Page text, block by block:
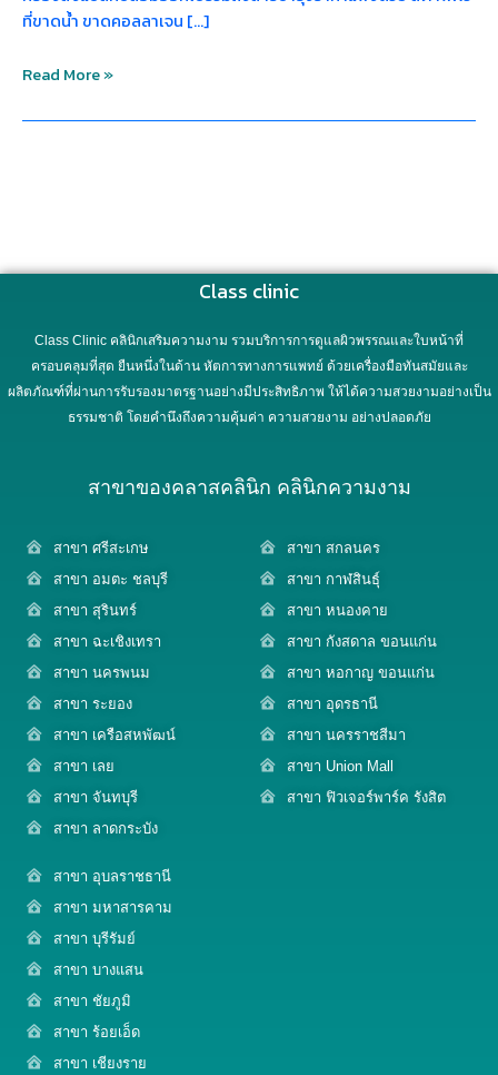
ที่ขาดน้ำ ขาดคอลลาเจน […]
Read More »
Class clinic
Class Clinic คลินิกเสริมความงาม รวมบริการการดูแลผิวพรรณและใบหน้าที่
ครอบคลุมที่สุด ยืนหนึ่งในด้าน หัตการทางการแพทย์ ด้วยเครื่องมือทันสมัยและ
ผลิตภัณฑ์ที่ผ่านการรับรองมาตรฐานอย่างมีประสิทธิภาพ ให้ได้ความสวยงามอย่างเป็น
ธรรมชาติ โดยคำนึงถึงความคุ้มค่า ความสวยงาม อย่างปลอดภัย
สาขาของคลาสคลินิก คลินิกความงาม
สาขา ศรีสะเกษ
สาขา อมตะ ชลบุรี
สาขา สุรินทร์
สาขา ฉะเชิงเทรา
สาขา นครพนม
สาขา ระยอง
สาขา เครือสหพัฒน์
สาขา เลย
สาขา จันทบุรี
สาขา ลาดกระบัง
สาขา สกลนคร
สาขา กาฬสินธุ์
สาขา หนองคาย
สาขา กังสดาล ขอนแก่น
สาขา หอกาญ ขอนแก่น
สาขา อุดรธานี
สาขา นครราชสีมา
สาขา Union Mall
สาขา ฟิวเจอร์พาร์ค รังสิต
สาขา อุบลราชธานี
สาขา มหาสารคาม
สาขา บุรีรัมย์
สาขา บางแสน
สาขา ชัยภูมิ
สาขา ร้อยเอ็ด
สาขา เชียงราย